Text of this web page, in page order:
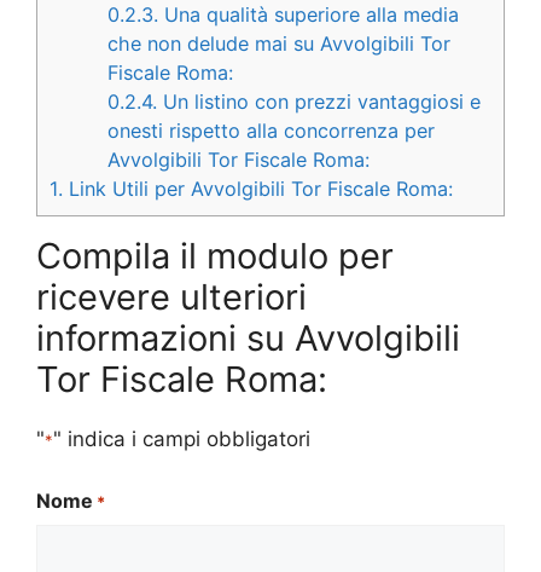
0.2.3. Una qualità superiore alla media
che non delude mai su Avvolgibili Tor
Fiscale Roma:
0.2.4. Un listino con prezzi vantaggiosi e
onesti rispetto alla concorrenza per
Avvolgibili Tor Fiscale Roma:
1. Link Utili per Avvolgibili Tor Fiscale Roma:
Compila il modulo per
ricevere ulteriori
informazioni su Avvolgibili
Tor Fiscale Roma:
"*" indica i campi obbligatori
Nome *